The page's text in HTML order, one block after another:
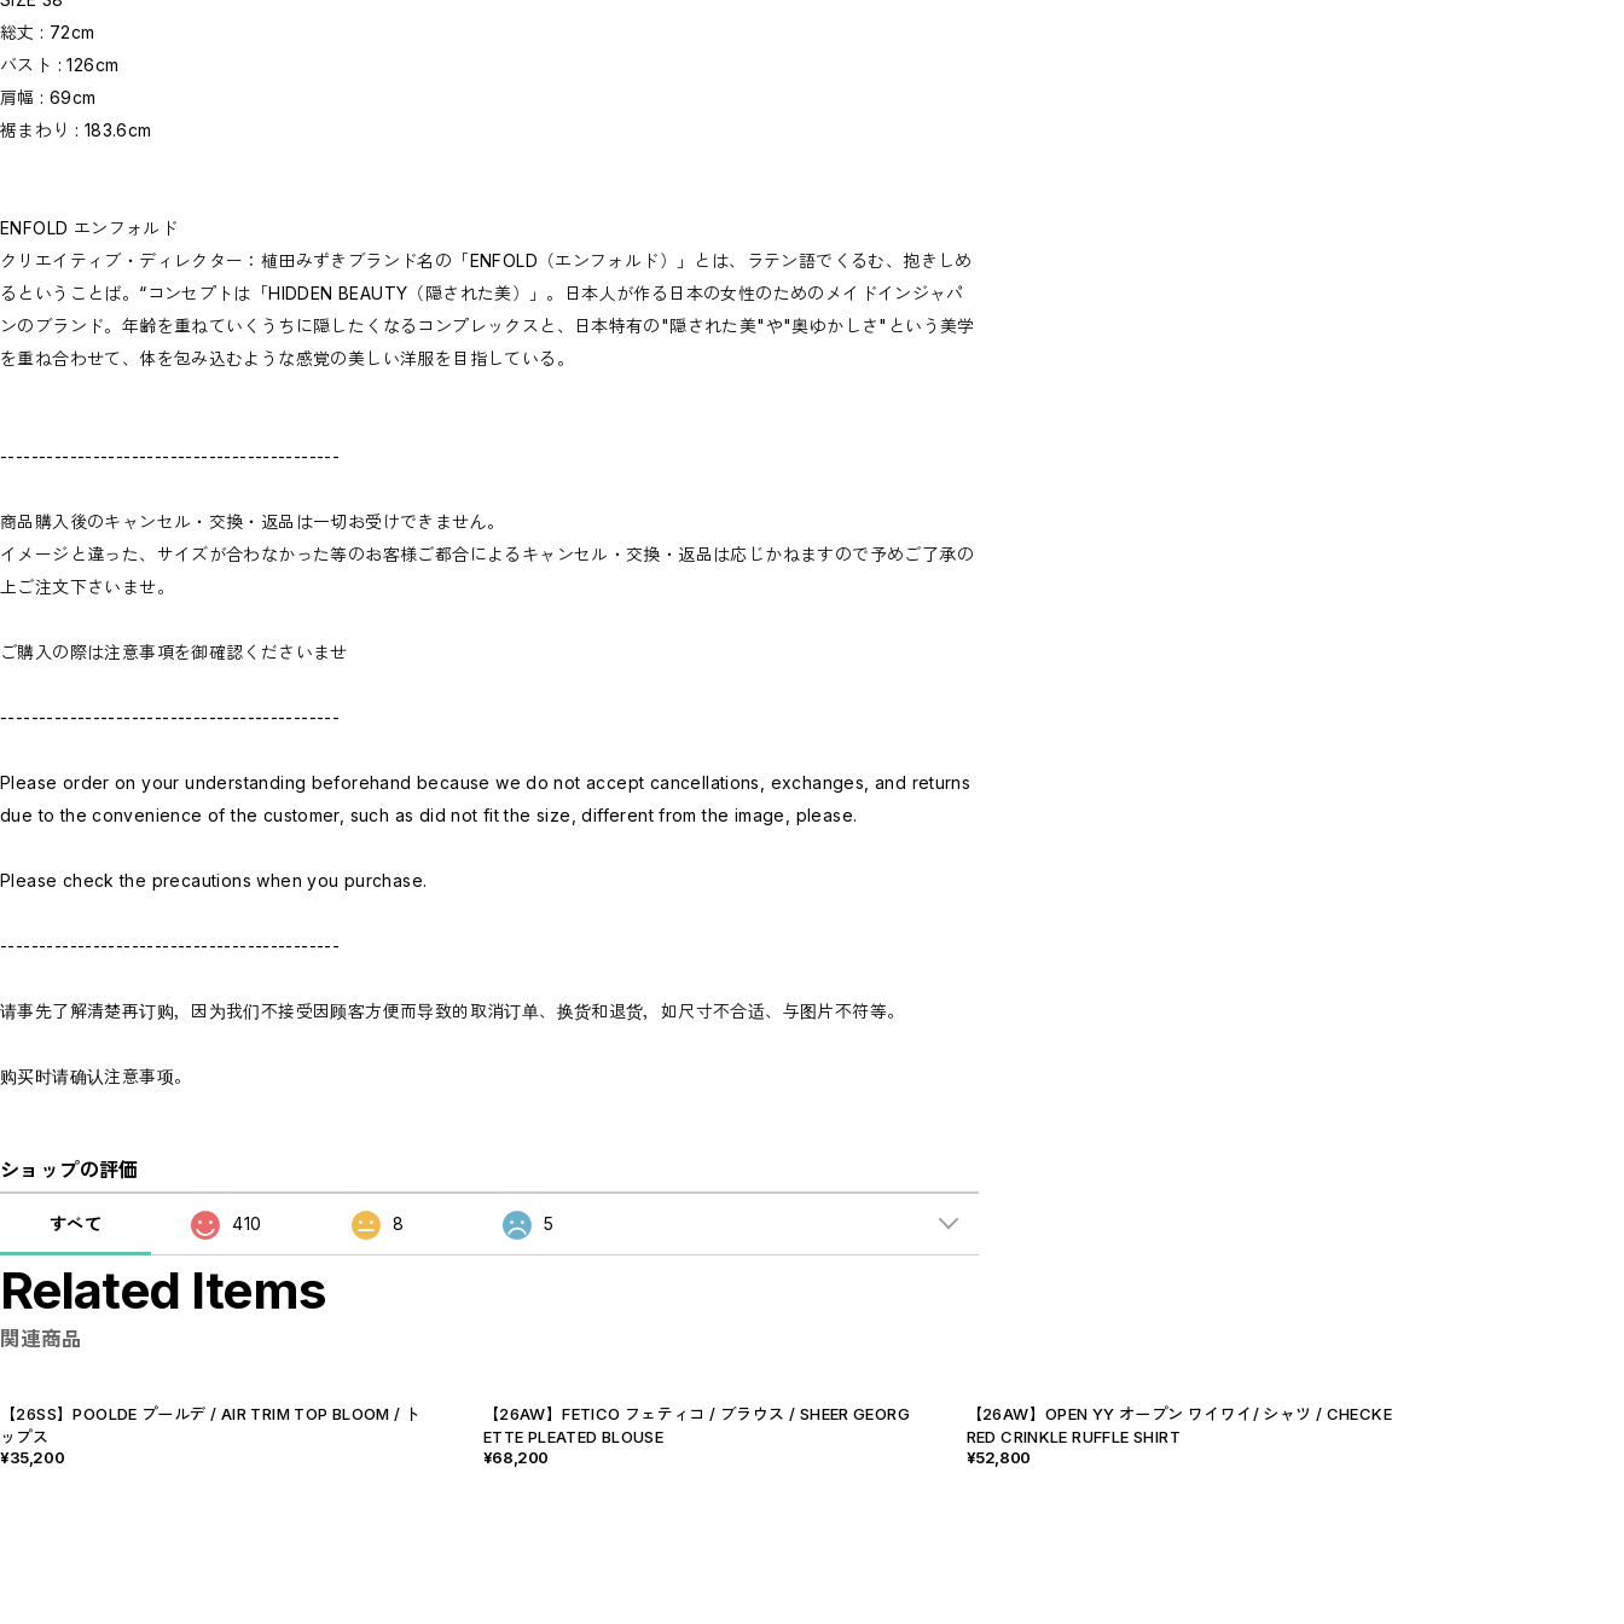
総丈 : 72cm
バスト : 126cm
肩幅 : 69cm
裾まわり : 183.6cm
ENFOLD エンフォルド
クリエイティブ・ディレクター：植田みずきブランド名の「ENFOLD（エンフォルド）」とは、ラテン語でくるむ、抱きしめ
るということば。“コンセプトは「HIDDEN BEAUTY（隠された美）」。日本人が作る日本の女性のためのメイドインジャパ
ンのブランド。年齢を重ねていくうちに隠したくなるコンプレックスと、日本特有の"隠された美"や"奥ゆかしさ"という美学
を重ね合わせて、体を包み込むような感覚の美しい洋服を目指している。
--------------------------------------------
商品購入後のキャンセル・交換・返品は一切お受けできません。
イメージと違った、サイズが合わなかった等のお客様ご都合によるキャンセル・交換・返品は応じかねますので予めご了承の
上ご注文下さいませ。
ご購入の際は注意事項を御確認くださいませ
--------------------------------------------
Please order on your understanding beforehand because we do not accept cancellations, exchanges, and returns
due to the convenience of the customer, such as did not fit the size, different from the image, please.
Please check the precautions when you purchase.
--------------------------------------------
请事先了解清楚再订购，因为我们不接受因顾客方便而导致的取消订单、换货和退货，如尺寸不合适、与图片不符等。
购买时请确认注意事项。
ショップの評価
すべて 410 8 5
Related Items
関連商品
【26SS】POOLDE プールデ / AIR TRIM TOP BLOOM / ト
ップス
¥35,200
【26AW】FETICO フェティコ / ブラウス / SHEER GEORG
ETTE PLEATED BLOUSE
¥68,200
【26AW】OPEN YY オープン ワイワイ/ シャツ / CHECKE
RED CRINKLE RUFFLE SHIRT
¥52,800